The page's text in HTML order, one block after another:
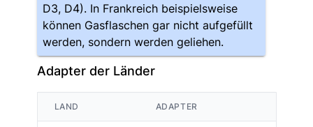
D3, D4). In Frankreich beispielsweise
können Gasflaschen gar nicht aufgefüllt
werden, sondern werden geliehen.
Adapter der Länder
LAND ADAPTER